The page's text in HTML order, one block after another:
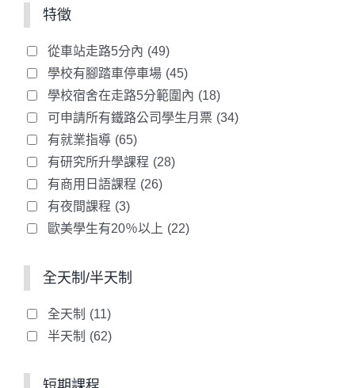
特徵
從車站走路5分內 (49)
學校有腳踏車停車場 (45)
學校宿舍在走路5分範圍內 (18)
可申請所有鐵路公司學生月票 (34)
有就業指導 (65)
有研究所升學課程 (28)
有商用日語課程 (26)
有夜間課程 (3)
歐美學生有20％以上 (22)
全天制/半天制
全天制 (11)
半天制 (62)